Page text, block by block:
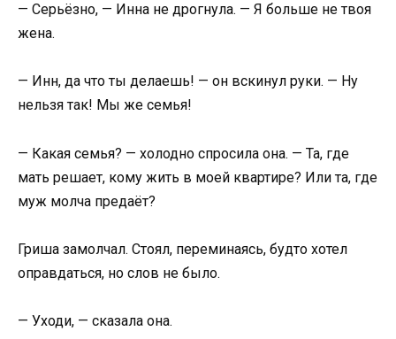
— Серьёзно, — Инна не дрогнула. — Я больше не твоя
жена.
— Инн, да что ты делаешь! — он вскинул руки. — Ну
нельзя так! Мы же семья!
— Какая семья? — холодно спросила она. — Та, где
мать решает, кому жить в моей квартире? Или та, где
муж молча предаёт?
Гриша замолчал. Стоял, переминаясь, будто хотел
оправдаться, но слов не было.
— Уходи, — сказала она.